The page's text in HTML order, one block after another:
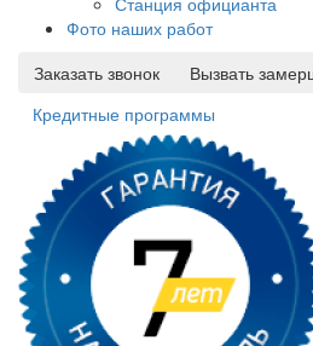
Фото наших работ
Заказать звонок
Вызвать
Кредитные программы